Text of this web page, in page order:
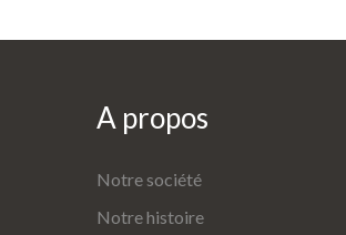
A propos
Notre société
Notre histoire